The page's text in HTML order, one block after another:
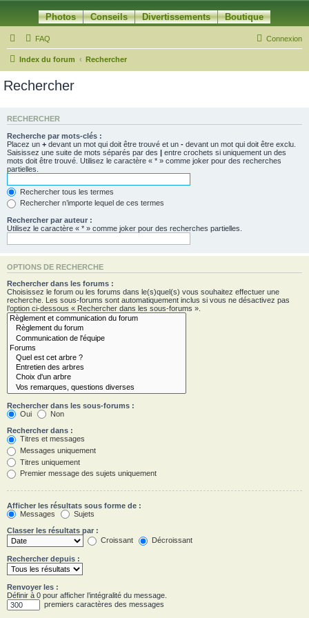
Photos Conseils Divertissements Boutique
FAQ Connexion
Index du forum Rechercher
Rechercher
RECHERCHER
Recherche par mots-clés :
Placez un + devant un mot qui doit être trouvé et un - devant un mot qui doit être exclu.
Saisissez une suite de mots séparés par des | entre crochets si uniquement un des
mots doit être trouvé. Utilisez le caractère « * » comme joker pour des recherches
partielles.
Rechercher tous les termes
Rechercher n’importe lequel de ces termes
Rechercher par auteur :
Utilisez le caractère « * » comme joker pour des recherches partielles.
OPTIONS DE RECHERCHE
Rechercher dans les forums :
Choisissez le forum ou les forums dans le(s)quel(s) vous souhaitez effectuer une
recherche. Les sous-forums sont automatiquement inclus si vous ne désactivez pas
l’option ci-dessous « Rechercher dans les sous-forums ».
Rechercher dans les sous-forums :
Oui
Non
Rechercher dans :
Titres et messages
Messages uniquement
Titres uniquement
Premier message des sujets uniquement
Afficher les résultats sous forme de :
Messages
Sujets
Classer les résultats par :
Croissant
Décroissant
Rechercher depuis :
Renvoyer les :
Définir à 0 pour afficher l’intégralité du message.
premiers caractères des messages